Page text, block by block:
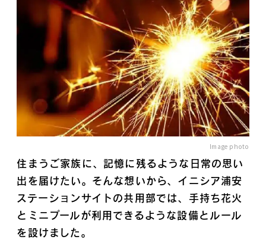
Image photo
住まうご家族に、記憶に残るような日常の思い
出を届けたい。そんな想いから、イニシア浦安
ステーションサイトの共用部では、手持ち花火
とミニプールが利用できるような設備とルール
を設けました。